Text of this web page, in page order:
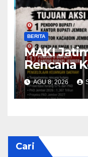
BERITA
MAKI
Rencana
785 Milyar
AGU 8, 2026
Cari